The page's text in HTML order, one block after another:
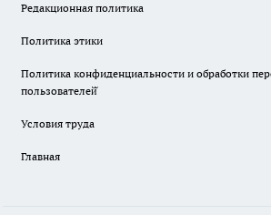
Редакционная политика
Политика этики
Политика конфиденциальности и обработки
пользователей̆
Условия труда
Главная